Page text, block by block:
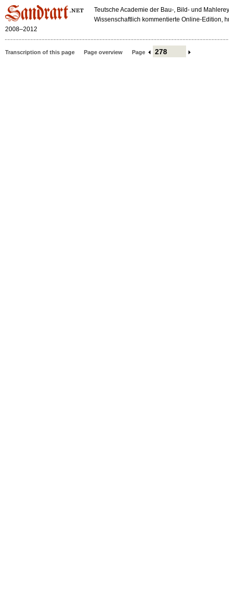
Teutsche Academie der Bau-, Bild- und
Wissenschaftlich kommentierte Online-Edition,
2008–2012
Transcription of this page Page overview Page